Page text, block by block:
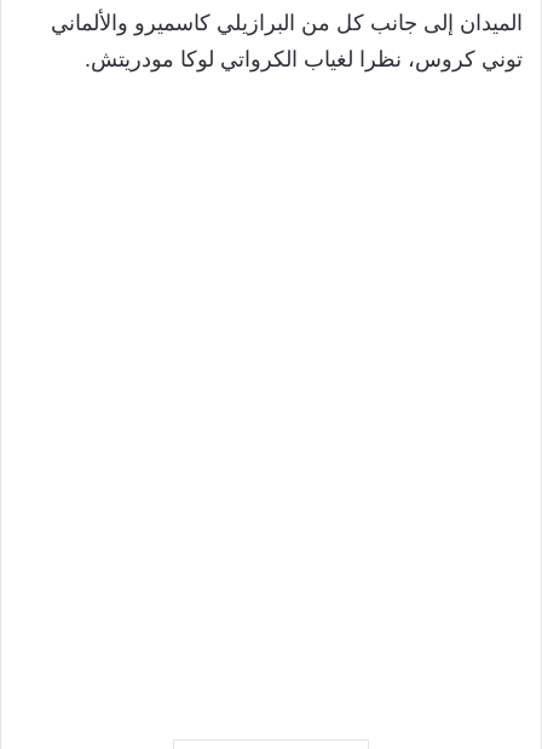
الميدان إلى جانب كل من البرازيلي كاسميرو والألماني
توني كروس، نظرا لغياب الكرواتي لوكا مودريتش.